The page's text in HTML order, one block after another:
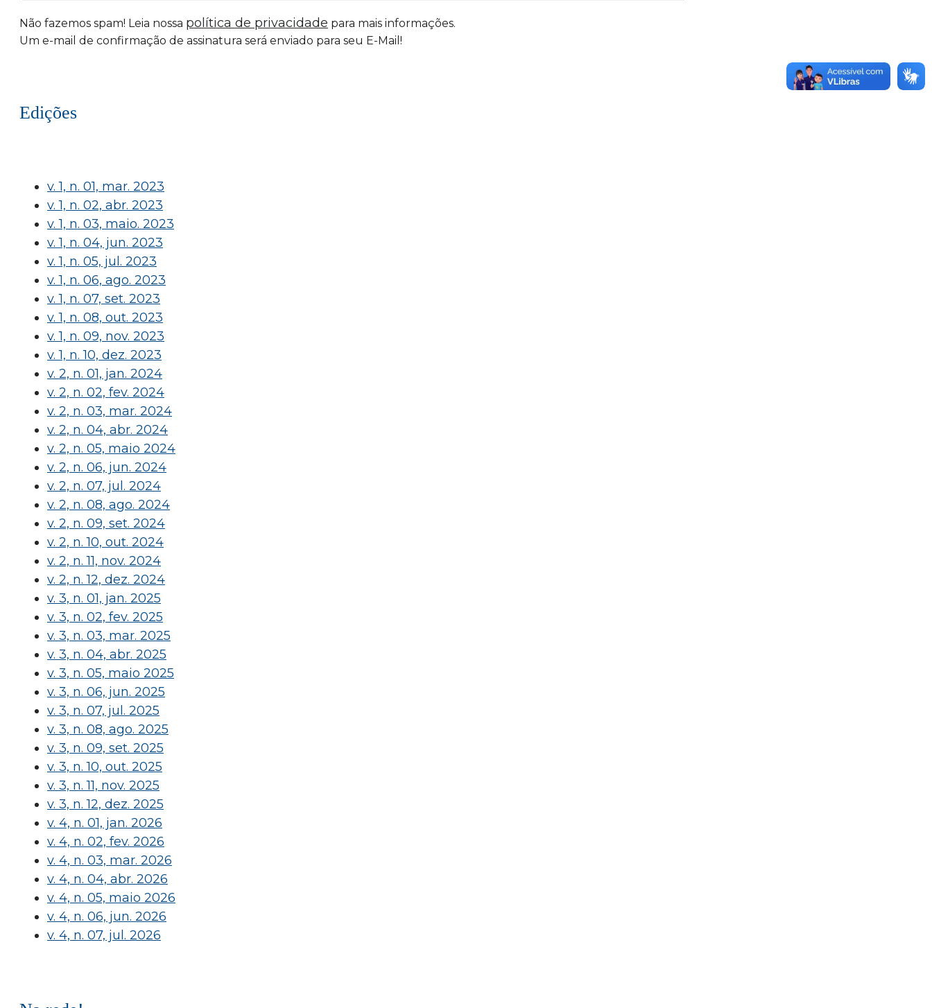
Não fazemos spam! Leia nossa política de privacidade para mais informações.
Um e-mail de confirmação de assinatura será enviado para seu E-Mail!
Edições
v. 1, n. 01, mar. 2023
v. 1, n. 02, abr. 2023
v. 1, n. 03, maio. 2023
v. 1, n. 04, jun. 2023
v. 1, n. 05, jul. 2023
v. 1, n. 06, ago. 2023
v. 1, n. 07, set. 2023
v. 1, n. 08, out. 2023
v. 1, n. 09, nov. 2023
v. 1, n. 10, dez. 2023
v. 2, n. 01, jan. 2024
v. 2, n. 02, fev. 2024
v. 2, n. 03, mar. 2024
v. 2, n. 04, abr. 2024
v. 2, n. 05, maio 2024
v. 2, n. 06, jun. 2024
v. 2, n. 07, jul. 2024
v. 2, n. 08, ago. 2024
v. 2, n. 09, set. 2024
v. 2, n. 10, out. 2024
v. 2, n. 11, nov. 2024
v. 2, n. 12, dez. 2024
v. 3, n. 01, jan. 2025
v. 3, n. 02, fev. 2025
v. 3, n. 03, mar. 2025
v. 3, n. 04, abr. 2025
v. 3, n. 05, maio 2025
v. 3, n. 06, jun. 2025
v. 3, n. 07, jul. 2025
v. 3, n. 08, ago. 2025
v. 3, n. 09, set. 2025
v. 3, n. 10, out. 2025
v. 3, n. 11, nov. 2025
v. 3, n. 12, dez. 2025
v. 4, n. 01, jan. 2026
v. 4, n. 02, fev. 2026
v. 4, n. 03, mar. 2026
v. 4, n. 04, abr. 2026
v. 4, n. 05, maio 2026
v. 4, n. 06, jun. 2026
v. 4, n. 07, jul. 2026